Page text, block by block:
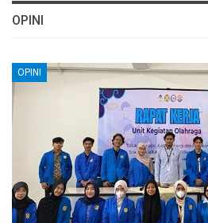
OPINI
OPINI